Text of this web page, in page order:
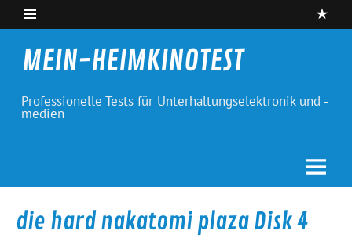
Skip
content
MEIN-HEIMKINOTEST
Professionelle Tests für Unterhaltungselektronik und -
medien
die hard nakatomi plaza Disk 4